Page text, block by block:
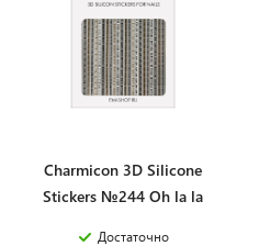
Charmicon 3D Silicone
Stickers №244 Oh la la
Достаточно